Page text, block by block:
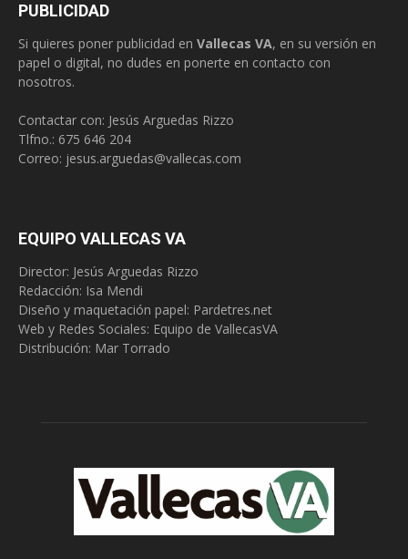
PUBLICIDAD
Si quieres poner publicidad en Vallecas VA, en su versión en
papel o digital, no dudes en ponerte en contacto con
nosotros.
Contactar con: Jesús Arguedas Rizzo
Tlfno.: 675 646 204
Correo: jesus.arguedas@vallecas.com
EQUIPO VALLECAS VA
Director: Jesús Arguedas Rizzo
Redacción: Isa Mendi
Diseño y maquetación papel: Pardetres.net
Web y Redes Sociales: Equipo de VallecasVA
Distribución: Mar Torrado